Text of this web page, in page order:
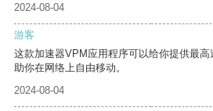
2024-08-04
游客
这款加速器VPM应用程序可以给你提供最
助你在网络上自由移动。
2024-08-04